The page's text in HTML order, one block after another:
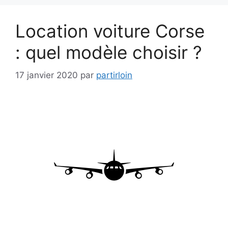
Location voiture Corse
: quel modèle choisir ?
17 janvier 2020 par partirloin